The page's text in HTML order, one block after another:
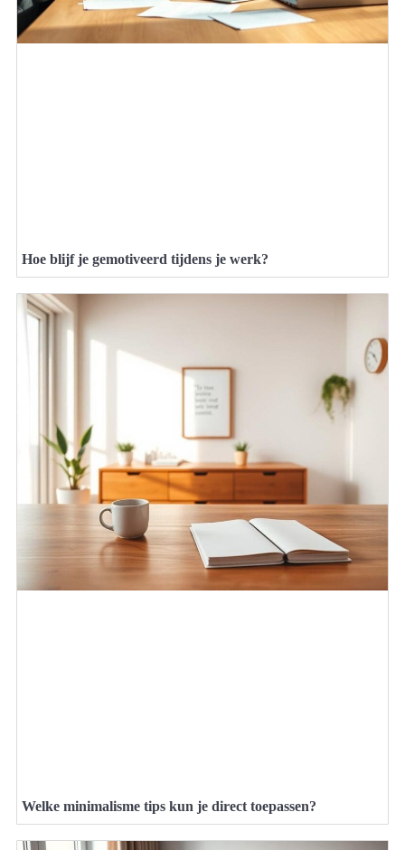
Hoe blijf je gemotiveerd tijdens je werk?
Welke minimalisme tips kun je direct toepassen?